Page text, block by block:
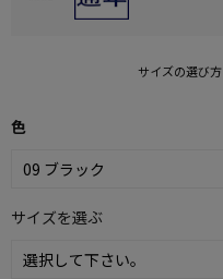
サイズの選び方
色
サイズを選ぶ